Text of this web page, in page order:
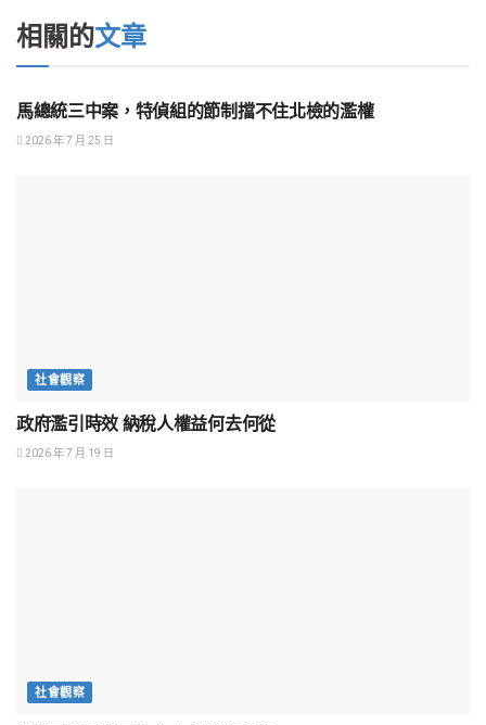
相關的文章
社會觀察
馬總統三中案，特偵組的節制擋不住北檢的濫權
2026 年 7 月 25 日
社會觀察
政府濫引時效 納稅人權益何去何從
2026 年 7 月 19 日
社會觀察